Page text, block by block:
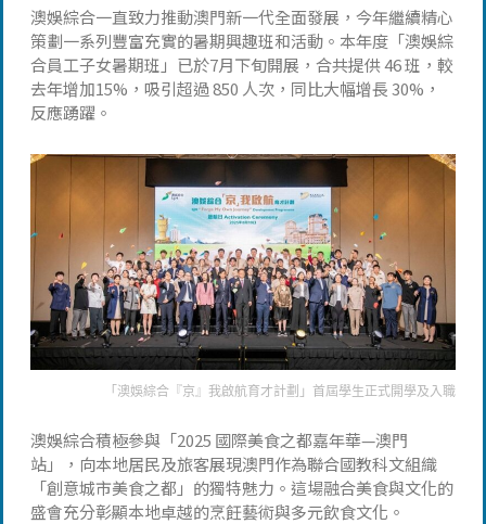
澳娛綜合一直致力推動澳門新一代全面發展，今年繼續精心
策劃一系列豐富充實的暑期興趣班和活動。本年度「澳娛綜
合員工子女暑期班」已於7月下旬開展，合共提供 46 班，較
去年增加15%，吸引超過 850 人次，同比大幅增長 30%，
反應踴躍。
「澳娛綜合『京』我啟航育才計劃」首屆學生正式開學及入職
澳娛綜合積極參與「2025 國際美食之都嘉年華—澳門
站」，向本地居民及旅客展現澳門作為聯合國教科文組織
「創意城市美食之都」的獨特魅力。這場融合美食與文化的
盛會充分彰顯本地卓越的烹飪藝術與多元飲食文化。